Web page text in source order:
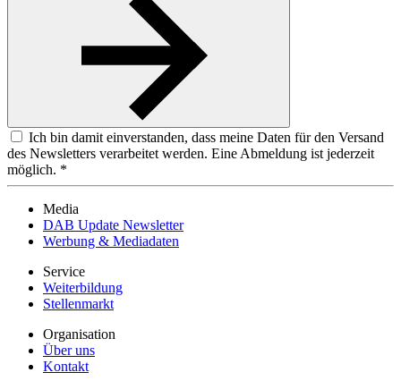
Ich bin damit einverstanden, dass meine Daten für den Versand
des Newsletters verarbeitet werden. Eine Abmeldung ist jederzeit
möglich. *
Media
DAB Update Newsletter
Werbung & Mediadaten
Service
Weiterbildung
Stellenmarkt
Organisation
Über uns
Kontakt